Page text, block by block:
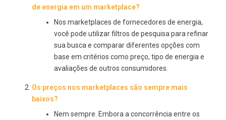
de energia em um marketplace?
Nos marketplaces de fornecedores de energia,
você pode utilizar filtros de pesquisa para refinar
sua busca e comparar diferentes opções com
base em critérios como preço, tipo de energia e
avaliações de outros consumidores.
Os preços nos marketplaces são sempre mais
baixos?
Nem sempre. Embora a concorrência entre os